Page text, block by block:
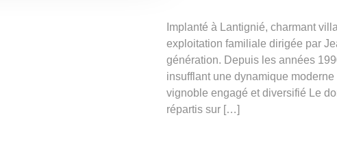
Implanté à Lantignié, charmant
exploitation familiale dirigée par
génération. Depuis les années
insufflant une dynamique
vignoble engagé et diversifié Le
répartis sur […]